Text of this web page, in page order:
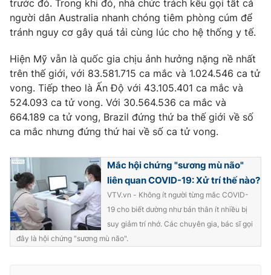
trước đó. Trong khi đó, nhà chức trách kêu gọi tất cả
người dân Australia nhanh chóng tiêm phòng cúm để
tránh nguy cơ gây quá tải cùng lúc cho hệ thống y tế.
Hiện Mỹ vẫn là quốc gia chịu ảnh hưởng nặng nề nhất
trên thế giới, với 83.581.715 ca mắc và 1.024.546 ca tử
vong. Tiếp theo là Ấn Độ với 43.105.401 ca mắc và
524.093 ca tử vong. Với 30.564.536 ca mắc và
664.189 ca tử vong, Brazil đứng thứ ba thế giới về số
ca mắc nhưng đứng thứ hai về số ca tử vong.
Mắc hội chứng "sương mù não"
liên quan COVID-19: Xử trí thế nào?
VTV.vn - Không ít người từng mắc COVID-
19 cho biết dường như bản thân ít nhiều bị
suy giảm trí nhớ. Các chuyên gia, bác sĩ gọi
đây là hội chứng "sương mù não".